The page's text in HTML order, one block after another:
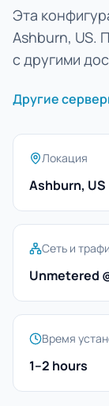
Эта
Ashburn, US.
с другими
Другие
Локация
Ashburn, US
Сеть и
Unmetered
Время
1–2 hours